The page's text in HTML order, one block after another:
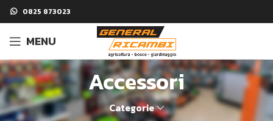
0825 873023
MENU
Accessori
Categorie